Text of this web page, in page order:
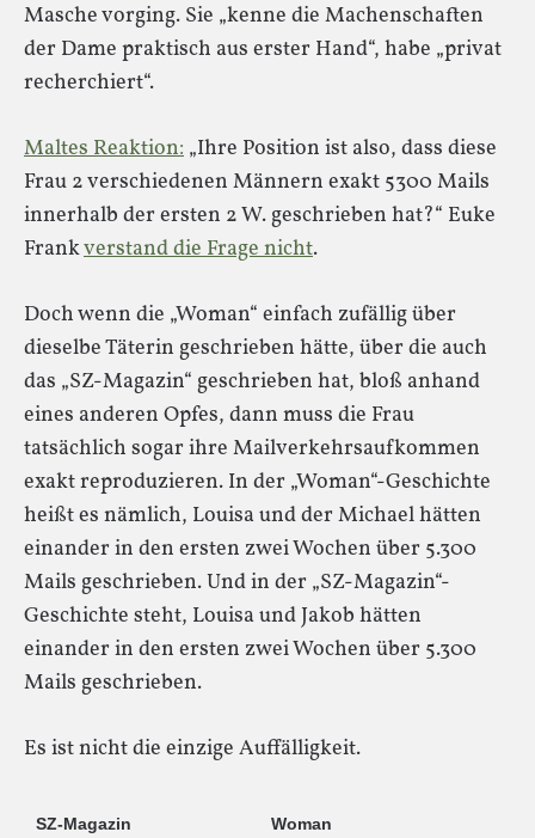
Masche vorging. Sie „kenne die Machenschaften
der Dame praktisch aus erster Hand“, habe „privat
recherchiert“.
Maltes Reaktion: „Ihre Position ist also, dass diese
Frau 2 verschiedenen Männern exakt 5300 Mails
innerhalb der ersten 2 W. geschrieben hat?“ Euke
Frankverstand die Frage nicht.
Doch wenn die „Woman“ einfach zufällig über
dieselbe Täterin geschrieben hätte, über die auch
das „SZ-Magazin“ geschrieben hat, bloß anhand
eines anderen Opfes, dann muss die Frau
tatsächlich sogar ihre Mailverkehrsaufkommen
exakt reproduzieren. In der „Woman“-Geschichte
heißt es nämlich, Louisa und der Michael hätten
einander in den ersten zwei Wochen über 5.300
Mails geschrieben. Und in der „SZ-Magazin“-
Geschichte steht, Louisa und Jakob hätten
einander in den ersten zwei Wochen über 5.300
Mails geschrieben.
Es ist nicht die einzige Auffälligkeit.
SZ-Magazin
Woman